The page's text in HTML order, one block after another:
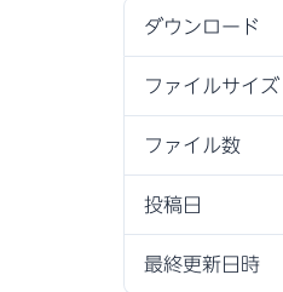
ダウンロード
ファイルサイズ
ファイル数
投稿日
最終更新日時